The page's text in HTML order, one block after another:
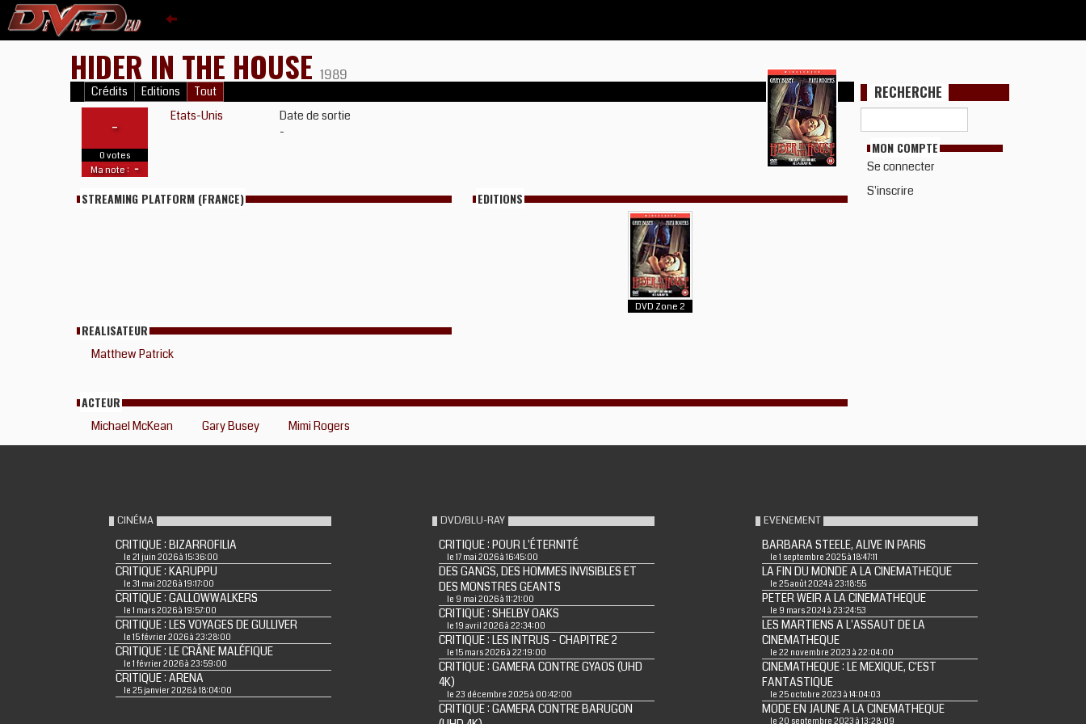
HIDER IN THE HOUSE 1989
Crédits Editions Tout
-
0 votes
Ma note : -
Etats-Unis
Date de sortie
-
STREAMING PLATFORM (FRANCE) EDITIONS
DVD Zone 2
REALISATEUR
Matthew Patrick
ACTEUR
Michael McKean Gary Busey Mimi Rogers
RECHERCHE
MON COMPTE
Se connecter
S'inscrire
CINÉMA
CRITIQUE : BIZARROFILIA
le 21 juin 2026 à 15:36:00
CRITIQUE : KARUPPU
le 31 mai 2026 à 19:17:00
CRITIQUE : GALLOWWALKERS
le 1 mars 2026 à 19:57:00
CRITIQUE : LES VOYAGES DE GULLIVER
le 15 février 2026 à 23:28:00
CRITIQUE : LE CRÂNE MALÉFIQUE
le 1 février 2026 à 23:59:00
CRITIQUE : ARENA
le 25 janvier 2026 à 18:04:00
DVD/BLU-RAY
CRITIQUE : POUR L'ÉTERNITÉ
le 17 mai 2026 à 16:45:00
DES GANGS, DES HOMMES INVISIBLES ET
DES MONSTRES GEANTS
le 9 mai 2026 à 11:21:00
CRITIQUE : SHELBY OAKS
le 19 avril 2026 à 22:34:00
CRITIQUE : LES INTRUS - CHAPITRE 2
le 15 mars 2026 à 22:19:00
CRITIQUE : GAMERA CONTRE GYAOS (UHD
4K)
le 23 décembre 2025 à 00:42:00
CRITIQUE : GAMERA CONTRE BARUGON
EVENEMENT
BARBARA STEELE, ALIVE IN PARIS
le 1 septembre 2025 à 18:47:11
LA FIN DU MONDE A LA CINEMATHEQUE
le 25 août 2024 à 23:18:55
PETER WEIR A LA CINEMATHEQUE
le 9 mars 2024 à 23:24:53
LES MARTIENS A L'ASSAUT DE LA
CINEMATHEQUE
le 22 novembre 2023 à 22:04:00
CINEMATHEQUE : LE MEXIQUE, C'EST
FANTASTIQUE
le 25 octobre 2023 à 14:04:03
MODE EN JAUNE A LA CINEMATHEQUE
le 20 septembre 2023 à 13:28:09